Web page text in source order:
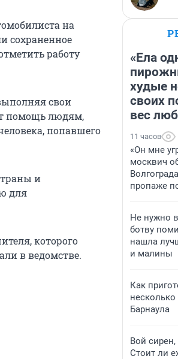
на
сохраненное
работу
свои
помощь людям,
попавшего
и
для
которого
в ведомстве.
«Ела
худые
своих
вес
11 часов
«Он мне
москвич
пропаже
Не нужно
ботву
нашла
и малины
Как
Барнаула
Вой сирен,
Стоит ли